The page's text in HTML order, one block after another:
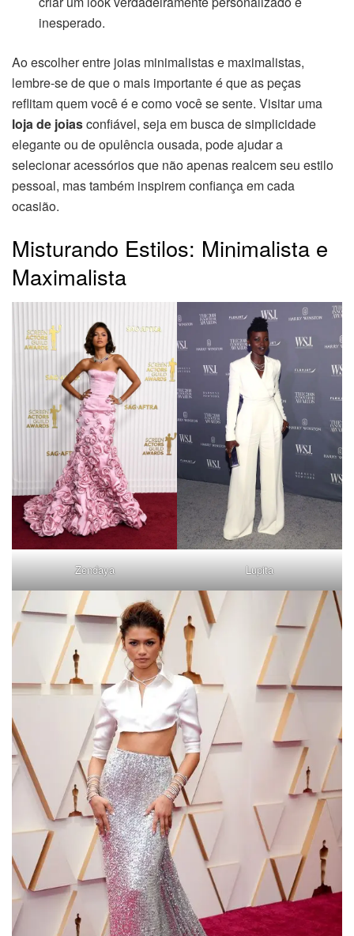
inesperado.
Ao escolher entre joias minimalistas e maximalistas,
lembre-se de que o mais importante é que as peças
reflitam quem você é e como você se sente. Visitar uma
loja de joiasconfiável, seja em busca de simplicidade
elegante ou de opulência ousada, pode ajudar a
selecionar acessórios que não apenas realcem seu estilo
pessoal, mas também inspirem confiança em cada
ocasião.
Misturando Estilos: Minimalista e
Maximalista
Zendaya Lupita